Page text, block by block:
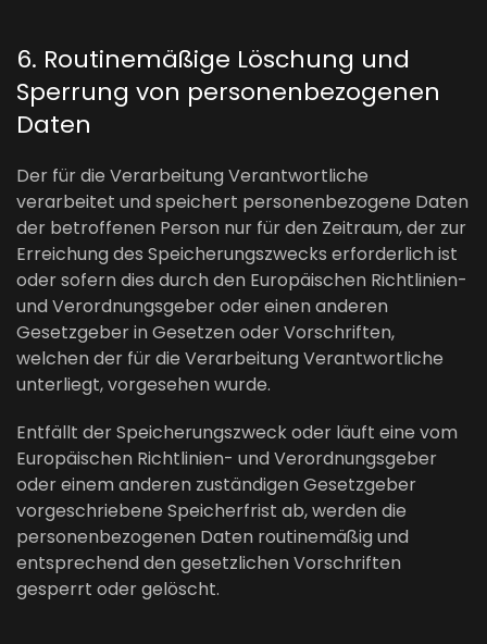
6. Routinemäßige Löschung und
Sperrung von personenbezogenen
Daten
Der für die Verarbeitung Verantwortliche
verarbeitet und speichert personenbezogene Daten
der betroffenen Person nur für den Zeitraum, der zur
Erreichung des Speicherungszwecks erforderlich ist
oder sofern dies durch den Europäischen Richtlinien-
und Verordnungsgeber oder einen anderen
Gesetzgeber in Gesetzen oder Vorschriften,
welchen der für die Verarbeitung Verantwortliche
unterliegt, vorgesehen wurde.
Entfällt der Speicherungszweck oder läuft eine vom
Europäischen Richtlinien- und Verordnungsgeber
oder einem anderen zuständigen Gesetzgeber
vorgeschriebene Speicherfrist ab, werden die
personenbezogenen Daten routinemäßig und
entsprechend den gesetzlichen Vorschriften
gesperrt oder gelöscht.